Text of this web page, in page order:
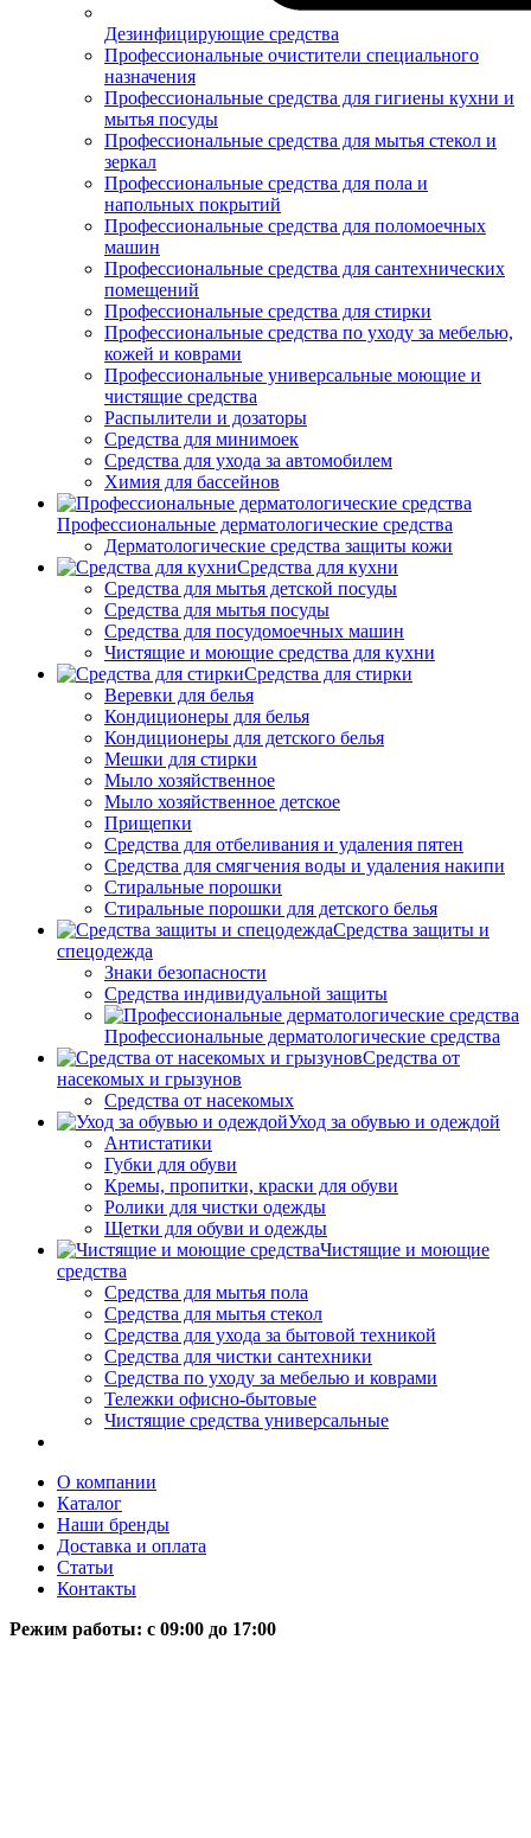
Дезинфицирующие средства
Профессиональные очистители специального
назначения
Профессиональные средства для гигиены кухни и
мытья посуды
Профессиональные средства для мытья стекол и
зеркал
Профессиональные средства для пола и
напольных покрытий
Профессиональные средства для поломоечных
машин
Профессиональные средства для сантехнических
помещений
Профессиональные средства для стирки
Профессиональные средства по уходу за мебелью,
кожей и коврами
Профессиональные универсальные моющие и
чистящие средства
Распылители и дозаторы
Средства для минимоек
Средства для ухода за автомобилем
Химия для бассейнов
Профессиональные дерматологические средства
Дерматологические средства защиты кожи
Средства для кухни
Средства для мытья детской посуды
Средства для мытья посуды
Средства для посудомоечных машин
Чистящие и моющие средства для кухни
Средства для стирки
Веревки для белья
Кондиционеры для белья
Кондиционеры для детского белья
Мешки для стирки
Мыло хозяйственное
Мыло хозяйственное детское
Прищепки
Средства для отбеливания и удаления пятен
Средства для смягчения воды и удаления накипи
Стиральные порошки
Стиральные порошки для детского белья
Средства защиты и
спецодежда
Знаки безопасности
Средства индивидуальной защиты
Профессиональные дерматологические средства
Средства от
насекомых и грызунов
Средства от насекомых
Уход за обувью и одеждой
Антистатики
Губки для обуви
Кремы, пропитки, краски для обуви
Ролики для чистки одежды
Щетки для обуви и одежды
Чистящие и моющие
средства
Средства для мытья пола
Средства для мытья стекол
Средства для ухода за бытовой техникой
Средства для чистки сантехники
Средства по уходу за мебелью и коврами
Тележки офисно-бытовые
Чистящие средства универсальные
О компании
Каталог
Наши бренды
Доставка и оплата
Статьи
Контакты
Режим работы: c 09:00 до 17:00